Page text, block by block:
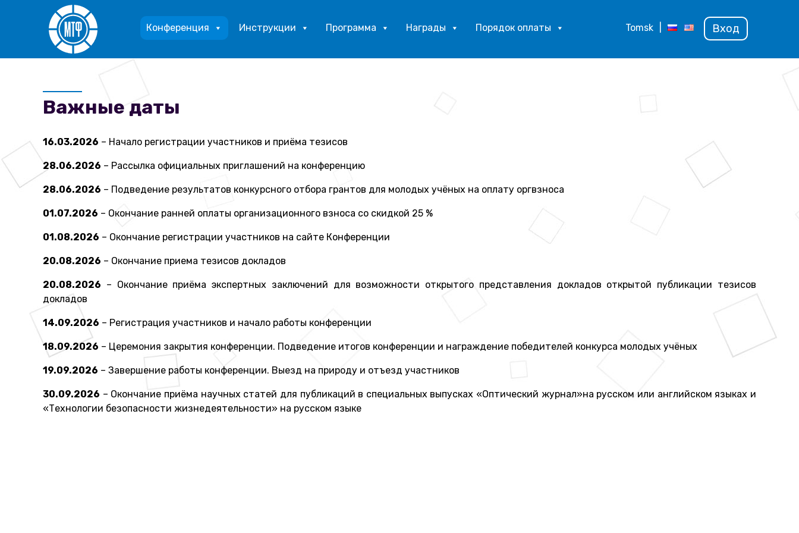
Конференция Инструкции Программа Награды Порядок оплаты Tomsk Вход
Важные даты
16.03.2026 – Начало регистрации участников и приёма тезисов
28.06.2026 – Рассылка официальных приглашений на конференцию
28.06.2026 – Подведение результатов конкурсного отбора грантов для молодых учёных на оплату оргвзноса
01.07.2026 – Окончание ранней оплаты организационного взноса со скидкой 25 %
01.08.2026 – Окончание регистрации участников на сайте Конференции
20.08.2026 – Окончание приема тезисов докладов
20.08.2026 – Окончание приёма экспертных заключений для возможности открытого представления докладов открытой публикации тезисов
докладов
14.09.2026 – Регистрация участников и начало работы конференции
18.09.2026 – Церемония закрытия конференции. Подведение итогов конференции и награждение победителей конкурса молодых учёных
19.09.2026 – Завершение работы конференции. Выезд на природу и отъезд участников
30.09.2026 – Окончание приёма научных статей для публикаций в специальных выпусках «Оптический журнал»на русском или английском языках и
«Технологии безопасности жизнедеятельности» на русском языке